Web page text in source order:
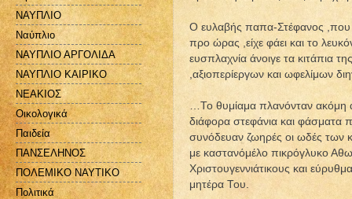
Ο ευλαβής παπα-Στέφανος ,που
προ ώρας ,είχε φάει και το
ευσπλαχνία άνοιγε τα κιτάπια
,αξιοπερίεργων και ωφελίμων
…Το θυμίαμα πλανόνταν ακόμη
διάφορα στεφάνια και φάσματα
συνόδευαν ζωηρές οι ωδές των
με καστανόμέλο πικρόγλυκο
Χριστουγεννιάτικους και
μητέρα Του.
ΝΑΥΠΛΙΟ
Ναύπλιο
ΝΑΥΠΛΙΟ ΑΡΓΟΛΙΔΑ
ΝΑΥΠΛΙΟ ΚΑΙΡΙΚΟ
ΝΕΑΚΙΟΣ
Οικολογικά
Παιδεία
ΠΑΝΣΕΛΗΝΟΣ
ΠΟΛΕΜΙΚΟ ΝΑΥΤΙΚΟ
Πολιτικά